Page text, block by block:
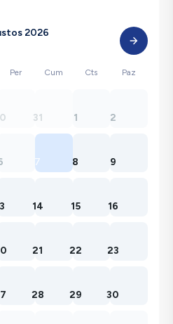
2026
Per Cum Cts Paz
31 1 2
7 8 9
14 15 16
21 22 23
28 29 30